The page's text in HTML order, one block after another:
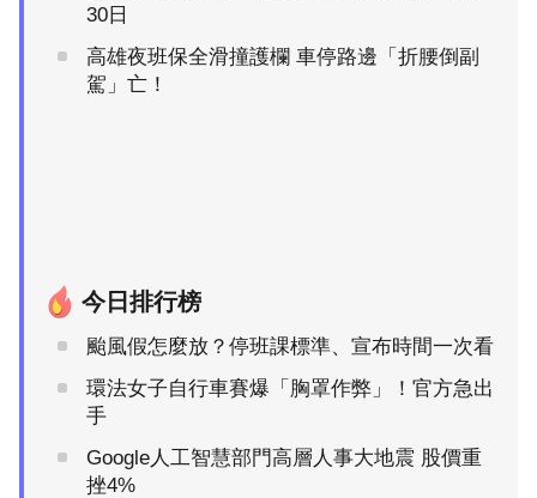
30日
高雄夜班保全滑撞護欄 車停路邊「折腰倒副
駕」亡！
今日排行榜
颱風假怎麼放？停班課標準、宣布時間一次看
環法女子自行車賽爆「胸罩作弊」！官方急出
手
Google人工智慧部門高層人事大地震 股價重
挫4%